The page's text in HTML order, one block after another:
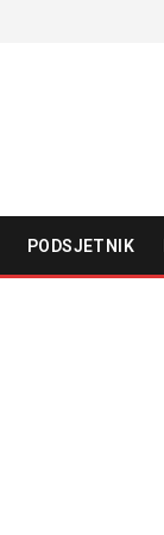
PODSJETNIK